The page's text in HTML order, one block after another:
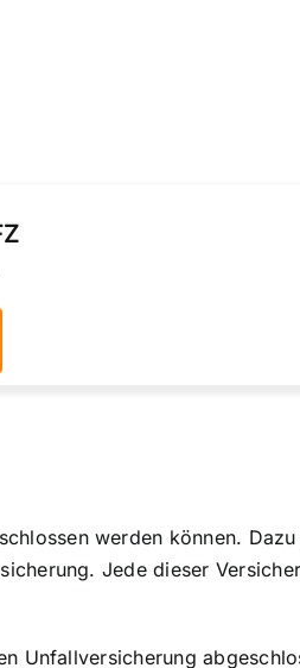
werden können.
Jede dieser
Unfallversicherung